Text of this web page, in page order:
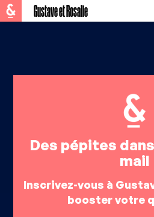
Gustave et Rosalie
Des pépites
mail
Inscrivez-vous à
booster votre